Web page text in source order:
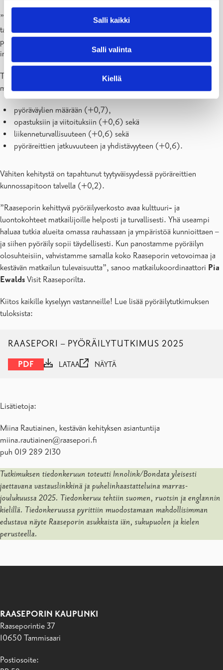
Salli kaikki
Salli valinta
Kiellä
”Olemme viime vuosina parantaneet pyöräilyn olosuhteita monin
tavoin, mikä näkyy kyselyn vastauksissa. Pyöräilyn edistäminen on
priorisoitu Raaseporissa korkealle, kun suunnittelemme tulevia
investointeja”, sanoo investointipäällikkö
Tyytyväisyys pyöräilyolosuhteisiin Raaseporissa on kasvanut kaikilla
mittareilla. Eniten kehitystä on tapahtunut tyytyväisyydessä:
pyöräväylien määrään (+0,7),
opastuksiin ja viitoituksiin (+0,6) sekä
liikenneturvallisuuteen (+0,6) sekä
pyöräreittien jatkuvuuteen ja yhdistävyyteen (+0,6).
Vähiten kehitystä on tapahtunut tyytyväisyydessä pyöräreittien
kunnossapitoon talvella (+0,2).
”Raaseporin kehittyvä pyöräilyverkosto avaa kulttuuri‑ ja
luontokohteet matkailijoille helposti ja turvallisesti. Yhä useampi
haluaa tutkia alueita omassa rauhassaan ja ympäristöä kunnioittaen –
ja siihen pyöräily sopii täydellisesti. Kun panostamme pyöräilyn
olosuhteisiin, vahvistamme samalla koko Raaseporin vetovoimaa ja
kestävän matkailun tulevaisuutta”, sanoo matkailukoordinaattori Pia
Ewalds Visit Raaseporilta.
Kiitos kaikille kyselyyn vastanneille! Lue lisää pyöräilytutkimuksen
tuloksista:
RAASEPORI – PYÖRÄILYTUTKIMUS 2025
PDF LATAA NÄYTÄ
Lisätietoja:
Miina Rautiainen, kestävän kehityksen asiantuntija
miina.rautiainen@raasepori.fi
puh 019 289 2130
Tutkimuksen tiedonkeruun toteutti Innolink/Bondata yleisesti
jaettavana vastauslinkkinä ja puhelinhaastatteluina marras-
joulukuussa 2025. Tiedonkeruu tehtiin suomen, ruotsin ja englannin
kielillä. Tiedonkeruussa pyrittiin muodostamaan mahdollisimman
edustava näyte Raaseporin asukkaista iän, sukupuolen ja kielen
perusteella.
RAASEPORIN KAUPUNKI
Raaseporintie 37
10650 Tammisaari
Postiosoite: